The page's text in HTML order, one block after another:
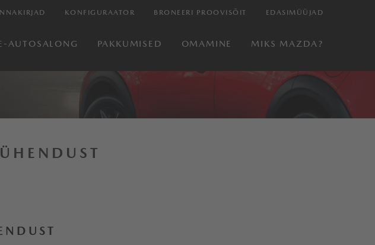
KONFIGURAATOR BRONEERI PROOVISÕIT EDASIMÜÜJAD
AUTOSALONG PAKKUMISED OMAMINE MIKS MAZDA?